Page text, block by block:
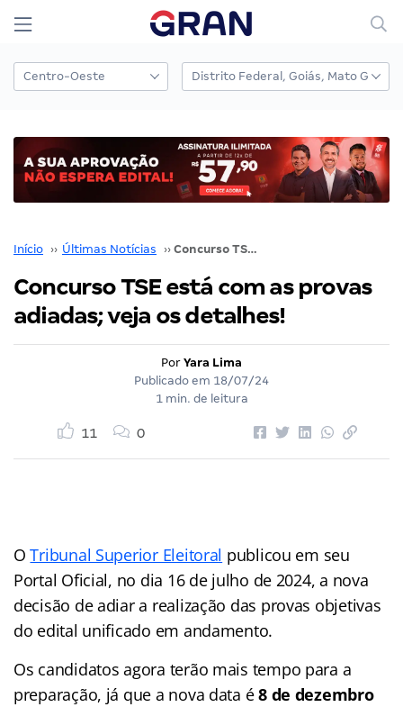
Início ›› Últimas Notícias ›› Concurso TSE está com as provas adiadas; veja os detalhes!
Concurso TSE está com as provas
adiadas; veja os detalhes!
Por Yara Lima
Publicado em 18/07/24
1 min. de leitura
11 0
OTribunal Superior Eleitoral publicou em seu
Portal Oficial, no dia 16 de julho de 2024, a nova
decisão de adiar a realização das provas objetivas
do edital unificado em andamento.
Os candidatos agora terão mais tempo para a
preparação, já que a nova data é8 de dezembro